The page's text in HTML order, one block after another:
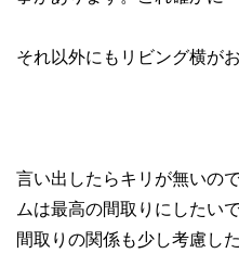
それ以外にもリビング横が
言い出したらキリが無いの
ムは最高の間取りにしたい
間取りの関係も少し考慮し